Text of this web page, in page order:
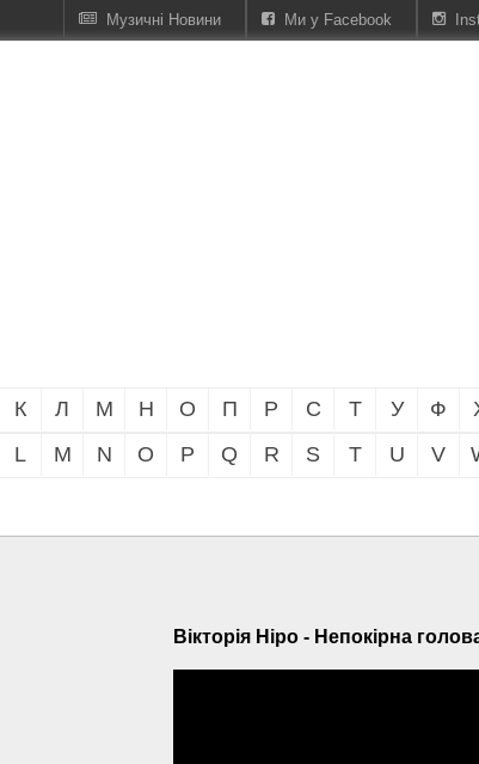
Ми у Facebook
Музичні Новини
К Л М Н О П Р С Т У Ф
L M N O P Q R S T U V
Вікторія Ніро - Непокірна